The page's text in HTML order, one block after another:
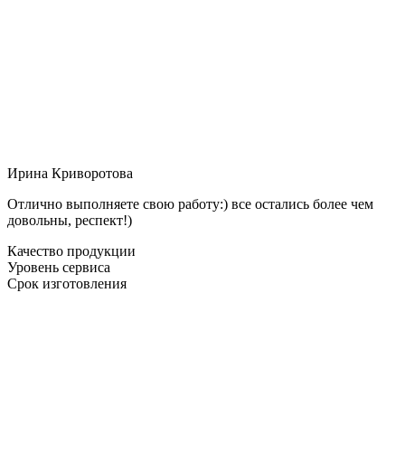
Ирина Криворотова
Отлично выполняете свою работу:) все остались более чем
довольны, респект!)
Качество продукции
Уровень сервиса
Срок изготовления